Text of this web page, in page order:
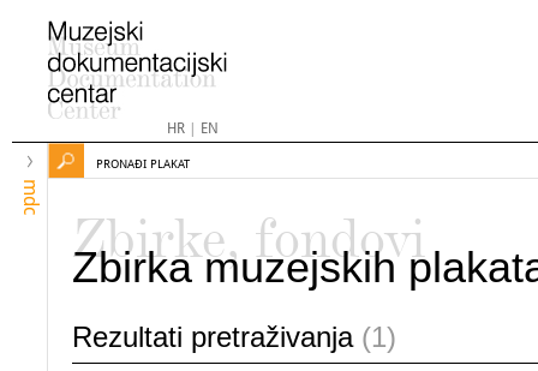
HR| EN
mdc
PRONAĐI PLAKAT
Zbirke, fondovi
Zbirka muzejskih
Rezultati pretraživanja (1)